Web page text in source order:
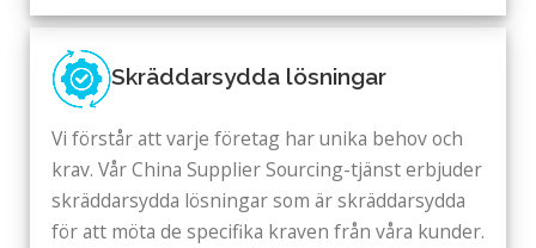
Skräddarsydda lösningar
Vi förstår att varje företag har unika behov och
krav. Vår China Supplier Sourcing-tjänst erbjuder
skräddarsydda lösningar som är skräddarsydda
för att möta de specifika kraven från våra kunder.